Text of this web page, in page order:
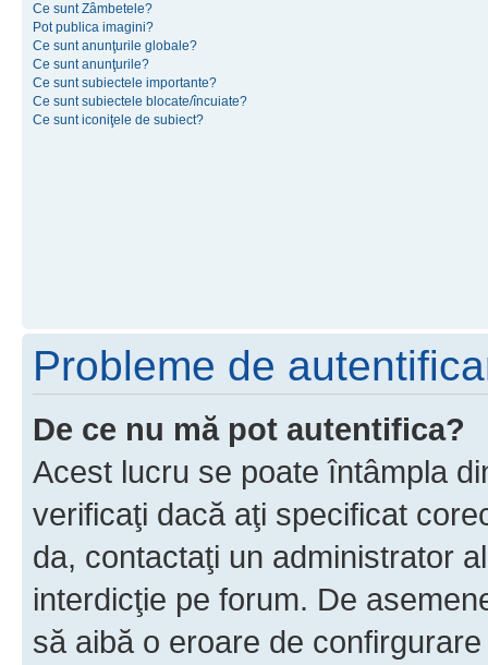
Ce sunt Zâmbetele?
Pot publica imagini?
Ce sunt anunţurile globale?
Ce sunt anunţurile?
Ce sunt subiectele importante?
Ce sunt subiectele blocate/încuiate?
Ce sunt iconiţele de subiect?
Probleme de
De ce nu mă pot autentifica?
Acest lucru se poate întâmpla
verificaţi dacă aţi specificat
da, contactaţi un administrator
interdicţie pe forum. De
să aibă o eroare de